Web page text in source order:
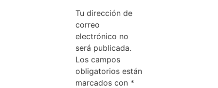
Tu dirección de
correo
electrónico no
será publicada.
Los campos
obligatorios están
marcados con *